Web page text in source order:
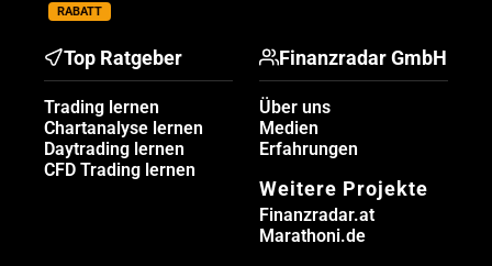
RABATT
Top Ratgeber
Trading lernen
Chartanalyse lernen
Daytrading lernen
CFD Trading lernen
Finanzradar GmbH
Über uns
Medien
Erfahrungen
Weitere Projekte
Finanzradar.at
Marathoni.de